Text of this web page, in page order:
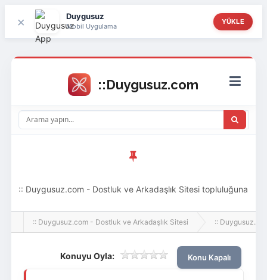
× Duygusuz
Mobil Uygulama
YÜKLE
:: Duygusuz.com - Dostluk ve Arkadaşlık Sitesi topluluğuna
hoş geldin ziyaretçi! Aramıza katılmak istersen kayıt
olabilirsin, oldukça kolay ve zahmetsizdir.
:: Duygusuz.com - Dostluk ve Arkadaşlık Sitesi ::
Konu Kapalı
Konuyu Oyla: